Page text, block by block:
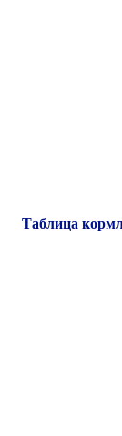
Таблица